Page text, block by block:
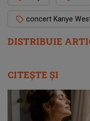
DISTRIBUIE
concert Kanye
CITEȘTE ȘI